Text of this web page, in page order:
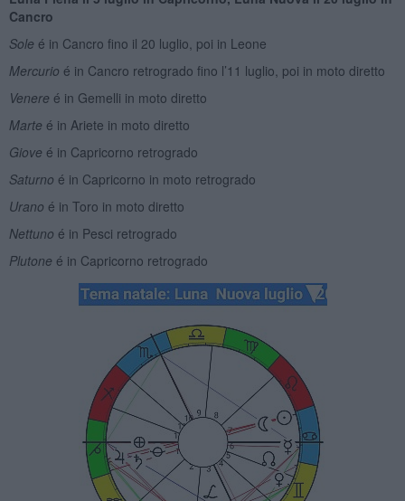
Cancro
Sole é in Cancro fino il 20 luglio, poi in Leone
Mercurio é in Cancro retrogrado fino l’11 luglio, poi in moto diretto
Venere é in Gemelli in moto diretto
Marte é in Ariete in moto diretto
Giove é in Capricorno retrogrado
Saturno é in Capricorno in moto retrogrado
Urano é in Toro in moto diretto
Nettuno é in Pesci retrogrado
Plutone é in Capricorno retrogrado